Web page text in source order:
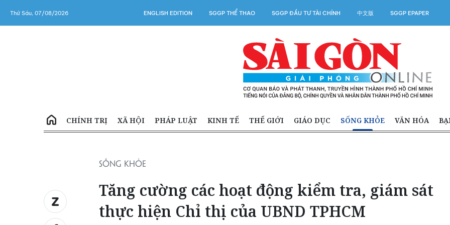
Thứ Sáu, 07/08/2026 ENGLISH EDITION SGGP THỂ THAO SGGP ĐẦU TƯ TÀI CHÍNH 中文版 SGGP EPAPER
CHÍNH TRỊ XÃ HỘI PHÁP LUẬT KINH TẾ THẾ GIỚI GIÁO DỤC SỐNG KHỎE VĂN HÓA
SỐNG KHỎE
Tăng cường các hoạt động kiểm tra, giám sát
thực hiện Chỉ thị của UBND TPHCM